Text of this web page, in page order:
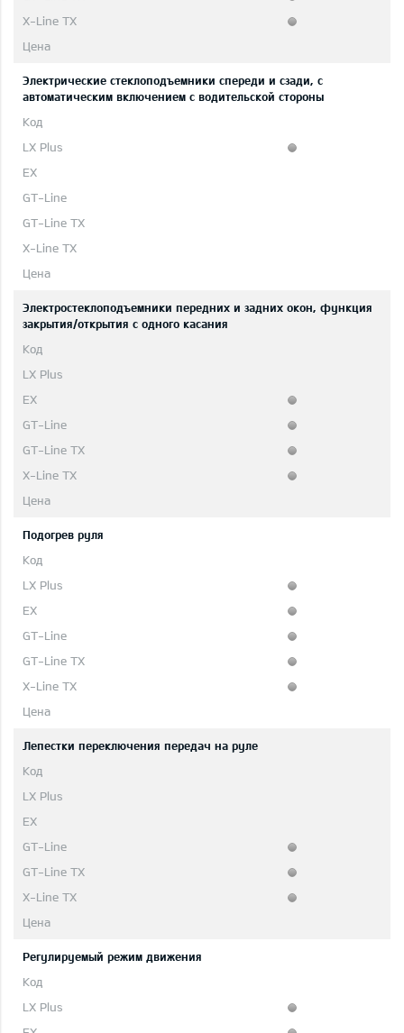
Электрические стеклоподъемники спереди и сзади, с
автоматическим включением с водительской стороны
Электростеклоподъемники передних и задних окон, функция
закрытия/открытия с одного касания
Подогрев руля
Лепестки переключения передач на руле
Регулируемый режим движения